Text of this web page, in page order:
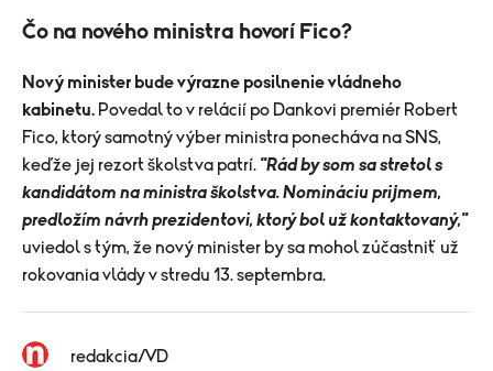
Čo na nového ministra hovorí Fico?
Nový minister bude výrazne posilnenie vládneho
kabinetu. Povedal to v relácií po Dankovi premiér Robert
Fico, ktorý samotný výber ministra ponecháva na SNS,
keďže jej rezort školstva patrí. "Rád by som sa stretol s
kandidátom na ministra školstva. Nomináciu prijmem,
predložím návrh prezidentovi, ktorý bol už kontaktovaný,"
uviedol s tým, že nový minister by sa mohol zúčastniť už
rokovania vlády v stredu 13. septembra.
redakcia/VD